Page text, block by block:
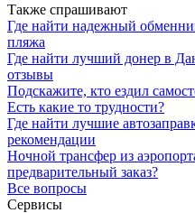
Также спрашивают
Где найти надежный
пляжа
Где найти лучший донер в
отзывы
Подскажите, кто ездил
Есть какие то трудности?
Где найти лучшие
рекомендации
Ночной трансфер из
предварительный заказ?
Все вопросы
Сервисы